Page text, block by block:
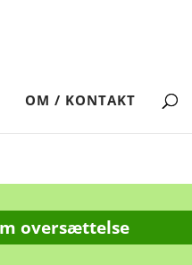
OM / KONTAKT
oversættelse